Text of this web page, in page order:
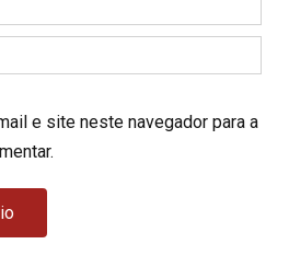
e site neste navegador para a